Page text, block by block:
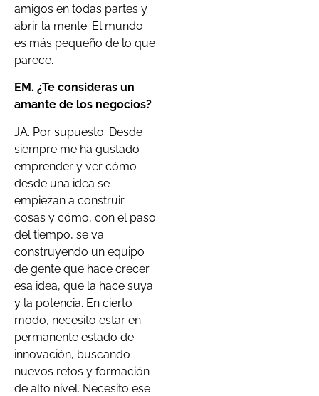
amigos en todas partes y
abrir la mente. El mundo
es más pequeño de lo que
parece.
EM. ¿Te consideras un
amante de los negocios?
JA. Por supuesto. Desde
siempre me ha gustado
emprender y ver cómo
desde una idea se
empiezan a construir
cosas y cómo, con el paso
del tiempo, se va
construyendo un equipo
de gente que hace crecer
esa idea, que la hace suya
y la potencia. En cierto
modo, necesito estar en
permanente estado de
innovación, buscando
nuevos retos y formación
de alto nivel. Necesito ese